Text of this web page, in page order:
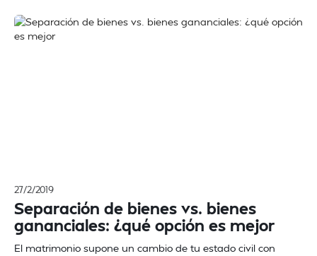
27/2/2019
Separación de bienes vs. bienes
gananciales: ¿qué opción es mejor
El matrimonio supone un cambio de tu estado civil con